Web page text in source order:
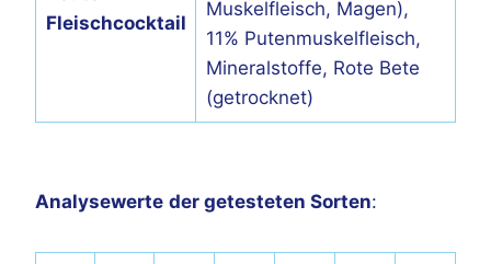
Fleischcocktail
Muskelfleisch, Magen),
11% Putenmuskelfleisch,
Mineralstoffe, Rote Bete
(getrocknet)
Analysewerte der getesteten Sorten: